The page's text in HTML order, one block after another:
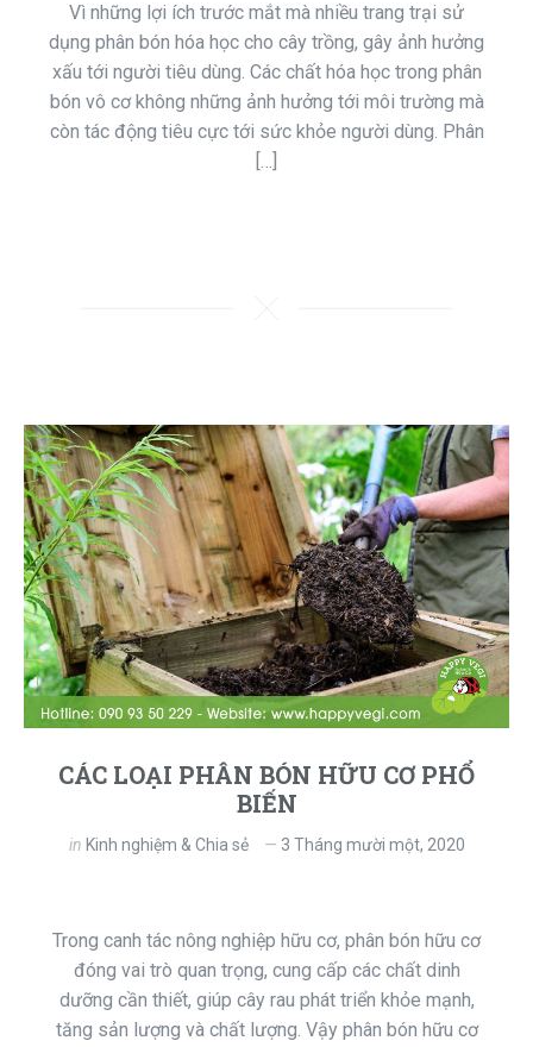
Vì những lợi ích trước mắt mà nhiều trang trại sử
dụng phân bón hóa học cho cây trồng, gây ảnh hưởng
xấu tới người tiêu dùng. Các chất hóa học trong phân
bón vô cơ không những ảnh hưởng tới môi trường mà
còn tác động tiêu cực tới sức khỏe người dùng. Phân
[…]
CÁC LOẠI PHÂN BÓN HỮU CƠ PHỔ
BIẾN
in Kinh nghiệm & Chia sẻ 3 Tháng mười một, 2020
Trong canh tác nông nghiệp hữu cơ, phân bón hữu cơ
đóng vai trò quan trọng, cung cấp các chất dinh
dưỡng cần thiết, giúp cây rau phát triển khỏe mạnh,
tăng sản lượng và chất lượng. Vậy phân bón hữu cơ